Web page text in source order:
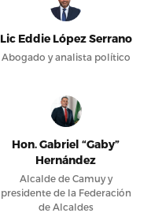
Lic Eddie López Serrano
Abogado y analista político
Hon. Gabriel “Gaby”
Hernández
Alcalde de Camuy y
presidente de la Federación
de Alcaldes